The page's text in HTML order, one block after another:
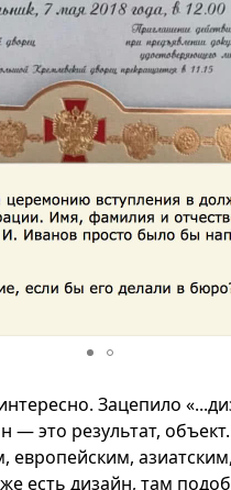
Зацепило
— это результат,
европейским,
есть дизайн, там